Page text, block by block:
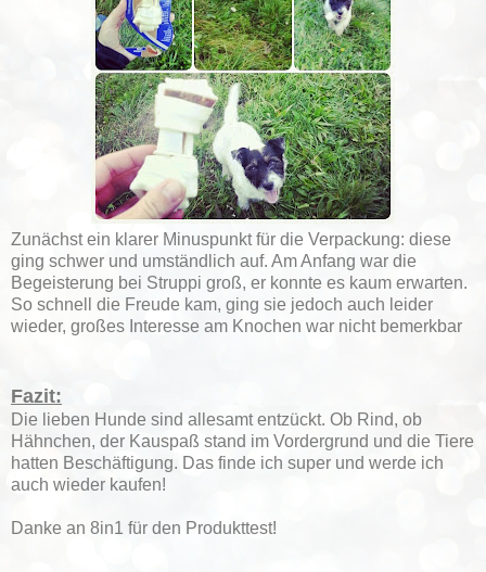
Zunächst ein klarer Minuspunkt für die Verpackung: diese
ging schwer und umständlich auf. Am Anfang war die
Begeisterung bei Struppi groß, er konnte es kaum erwarten.
So schnell die Freude kam, ging sie jedoch auch leider
wieder, großes Interesse am Knochen war nicht bemerkbar
Fazit:
Die lieben Hunde sind allesamt entzückt. Ob Rind, ob
Hähnchen, der Kauspaß stand im Vordergrund und die Tiere
hatten Beschäftigung. Das finde ich super und werde ich
auch wieder kaufen!
Danke an 8in1 für den Produkttest!